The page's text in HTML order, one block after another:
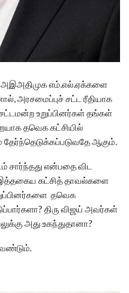
அஇஅதிமுக எம்.எல்.ஏக்களை
அரசமைப்புச் சட்ட ரீதியாக
உறுப்பினர்கள் தங்கள்
தவெக கட்சியில்
ஆகும்.
சார்ந்தது என்பதை விட
இத்தகைய கட்சித் தாவல்களை
தவெக
திரு விஜய் அவர்கள்
அது உகந்துதானா?